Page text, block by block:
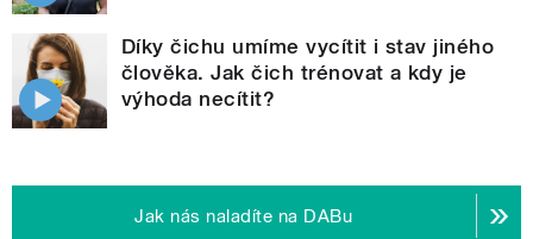
Díky čichu umíme vycítit i stav jiného
člověka. Jak čich trénovat a kdy je
výhoda necítit?
Jak nás naladíte na DABu